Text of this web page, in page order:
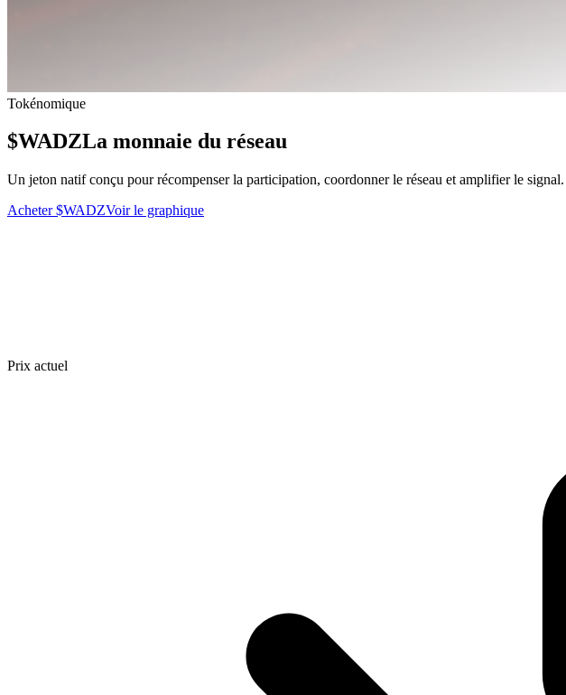
Tokénomique
$WADZLa monnaie du réseau
Un jeton natif conçu pour récompenser la participation, coordonner le réseau et amplifier le signal.
Acheter $WADZVoir le graphique
Prix actuel